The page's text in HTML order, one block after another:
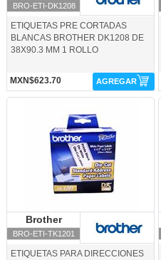
BRO-ETI-DK1208
ETIQUETAS PRE CORTADAS
BLANCAS BROTHER DK1208 DE
38X90.3 MM 1 ROLLO
MXN$623.70 AGREGAR
Brother
BRO-ETI-TK1201
ETIQUETAS PARA DIRECCIONES